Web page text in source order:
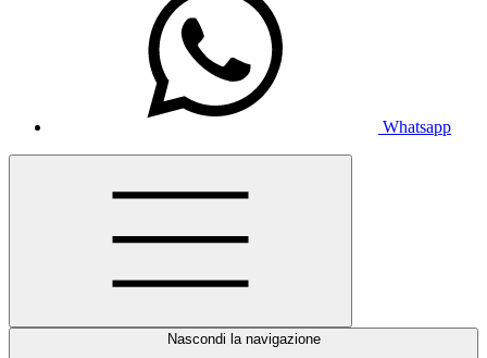
Whatsapp
Nascondi la navigazione